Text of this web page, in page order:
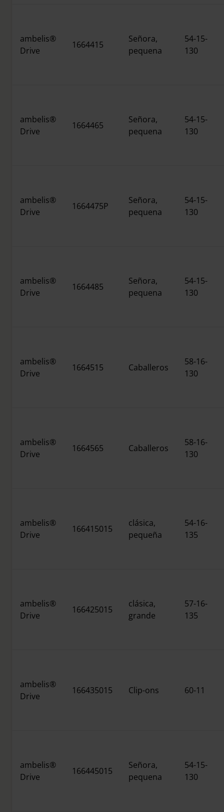
ambelis®
Drive
1664415
Señora,
pequena
54-15-
130
ambelis®
Drive
1664465
Señora,
pequena
54-15-
130
ambelis®
Drive
1664475P
Señora,
pequena
54-15-
130
ambelis®
Drive
1664485
Señora,
pequena
54-15-
130
ambelis®
Drive
1664515 Caballeros
58-16-
130
ambelis®
Drive
1664565 Caballeros
58-16-
130
ambelis®
Drive
166415015
clásica,
pequeña
54-16-
135
ambelis®
Drive
166425015
clásica,
grande
57-16-
135
ambelis®
Drive
166435015 Clip-ons 60-11
ambelis®
Drive
166445015
Señora,
pequena
54-15-
130